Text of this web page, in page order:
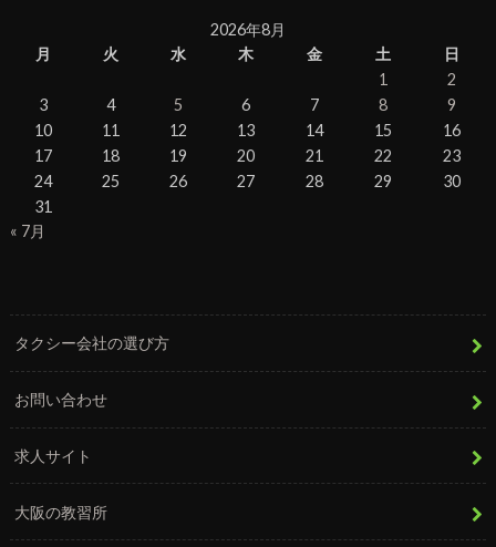
2026年8月
月
火 水 木 金 土
日
1
2
3
4 5 6 7 8
9
10
11 12 13 14 15
16
17
18 19 20 21 22
23
24
25 26 27 28 29
30
31
« 7月
タクシー会社の選び方
お問い合わせ
求人サイト
大阪の教習所